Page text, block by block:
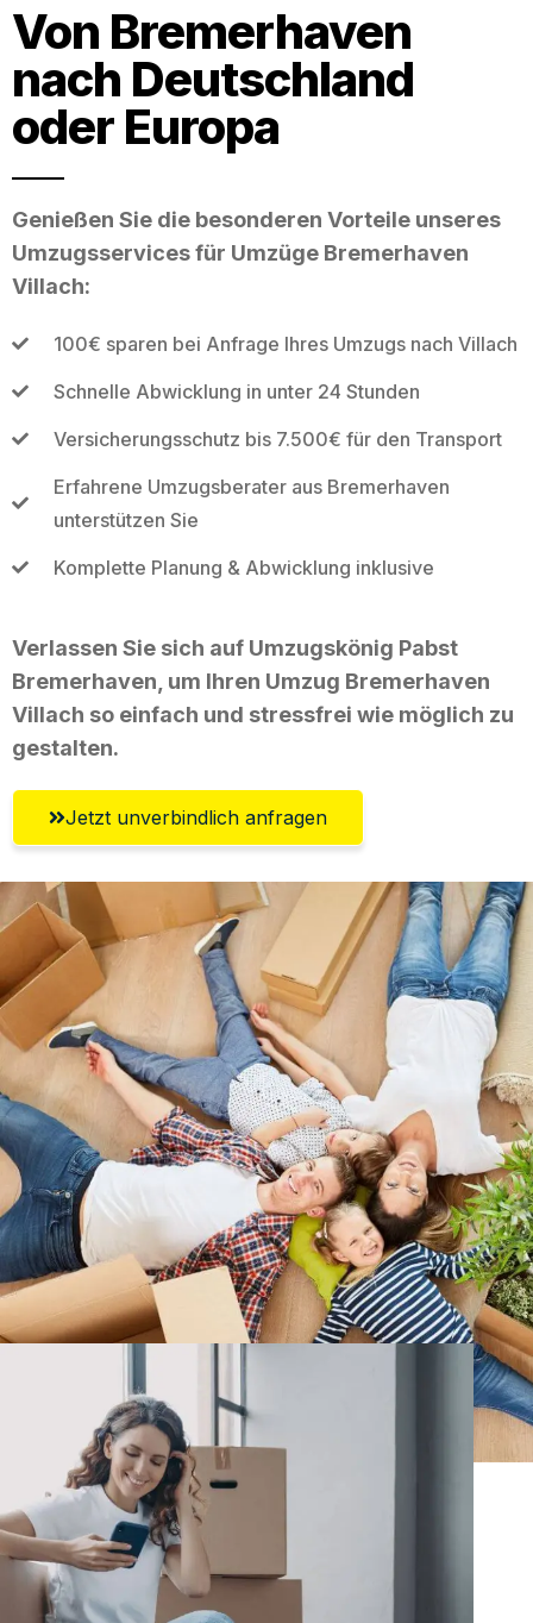
Von Bremerhaven
nach Deutschland
oder Europa
Genießen Sie die besonderen Vorteile unseres
Umzugsservices für Umzüge Bremerhaven
Villach:
100€ sparen bei Anfrage Ihres Umzugs nach Villach
Schnelle Abwicklung in unter 24 Stunden
Versicherungsschutz bis 7.500€ für den Transport
Erfahrene Umzugsberater aus Bremerhaven
unterstützen Sie
Komplette Planung & Abwicklung inklusive
Verlassen Sie sich auf Umzugskönig Pabst
Bremerhaven, um Ihren Umzug Bremerhaven
Villach so einfach und stressfrei wie möglich zu
gestalten.
Jetzt unverbindlich anfragen